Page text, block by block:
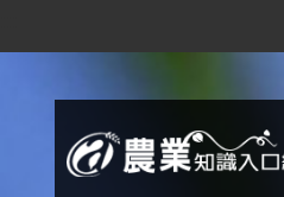
臺灣維管束